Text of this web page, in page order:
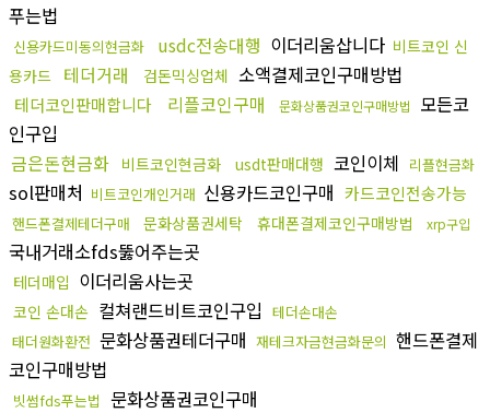
푸는법
신용카드미동의현금화 usdc전송대행 이더리움삽니다 비트코인 신
용카드 테더거래 검돈믹싱업체 소액결제코인구매방법
테더코인판매합니다 리플코인구매 문화상품권코인구매방법
모든코
인구입
금은돈현금화 비트코인현금화 usdt판매대행 코인이체 리플현금화
sol판매처 비트코인개인거래 신용카드코인구매 카드코인전송가능
핸드폰결제테더구매 문화상품권세탁 휴대폰결제코인구매방법 xrp구입
국내거래소fds뚫어주는곳
테더매입 이더리움사는곳
코인 손대손 컬쳐랜드비트코인구입 테더손대손
태더원화환전 문화상품권테더구매 재테크자금현금화문의 핸드폰결제
코인구매방법
빗썸fds푸는법 문화상품권코인구매